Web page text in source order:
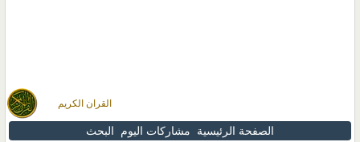
القران الكريم
الصفحة الرئيسية مشاركات اليوم البحث